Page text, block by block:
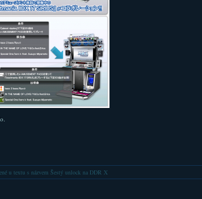
u textu s názvem Šestý unlock na DDR X